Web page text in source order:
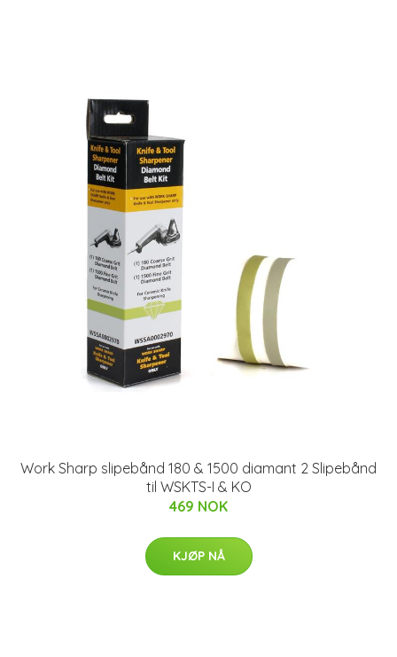
Work Sharp slipebånd 180 & 1500 diamant 2 Slipebånd
til WSKTS-I & KO
469 NOK
KJØP NÅ